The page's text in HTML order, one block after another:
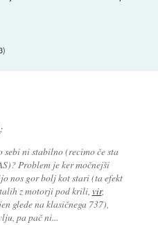
)
:
sebi ni stabilno (recimo če sta
Problem je ker močnejši
nos gor bolj kot stari (ta efekt
z motorji pod krili, vir,
glede na klasičnega 737),
pa pač ni...